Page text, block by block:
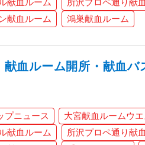
献血ルーム
所沢プロペ通り献
献血ルーム
鴻巣献血ルーム
献血ルーム開所・献血
プニュース 大宮献血ルームウエ
献血ルーム
所沢プロペ通り献